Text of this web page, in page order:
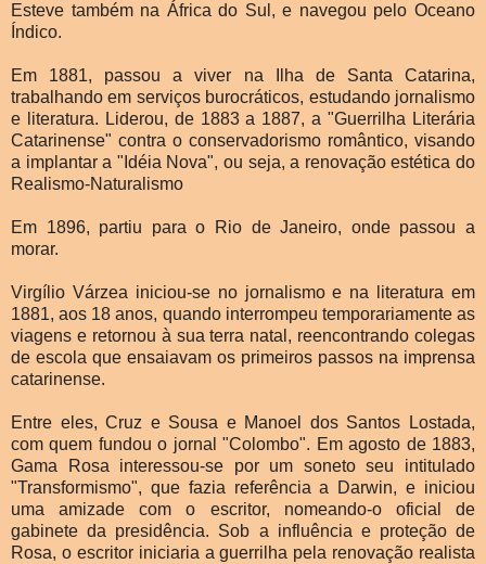
Esteve também na África do Sul, e navegou pelo Oceano
Índico.
Em 1881, passou a viver na Ilha de Santa Catarina,
trabalhando em serviços burocráticos, estudando jornalismo
e literatura. Liderou, de 1883 a 1887, a "Guerrilha Literária
Catarinense" contra o conservadorismo romântico, visando
a implantar a "Idéia Nova", ou seja, a renovação estética do
Realismo-Naturalismo
Em 1896, partiu para o Rio de Janeiro, onde passou a
morar.
Virgílio Várzea iniciou-se no jornalismo e na literatura em
1881, aos 18 anos, quando interrompeu temporariamente as
viagens e retornou à sua terra natal, reencontrando colegas
de escola que ensaiavam os primeiros passos na imprensa
catarinense.
Entre eles, Cruz e Sousa e Manoel dos Santos Lostada,
com quem fundou o jornal "Colombo". Em agosto de 1883,
Gama Rosa interessou-se por um soneto seu intitulado
"Transformismo", que fazia referência a Darwin, e iniciou
uma amizade com o escritor, nomeando-o oficial de
gabinete da presidência. Sob a influência e proteção de
Rosa, o escritor iniciaria a guerrilha pela renovação realista